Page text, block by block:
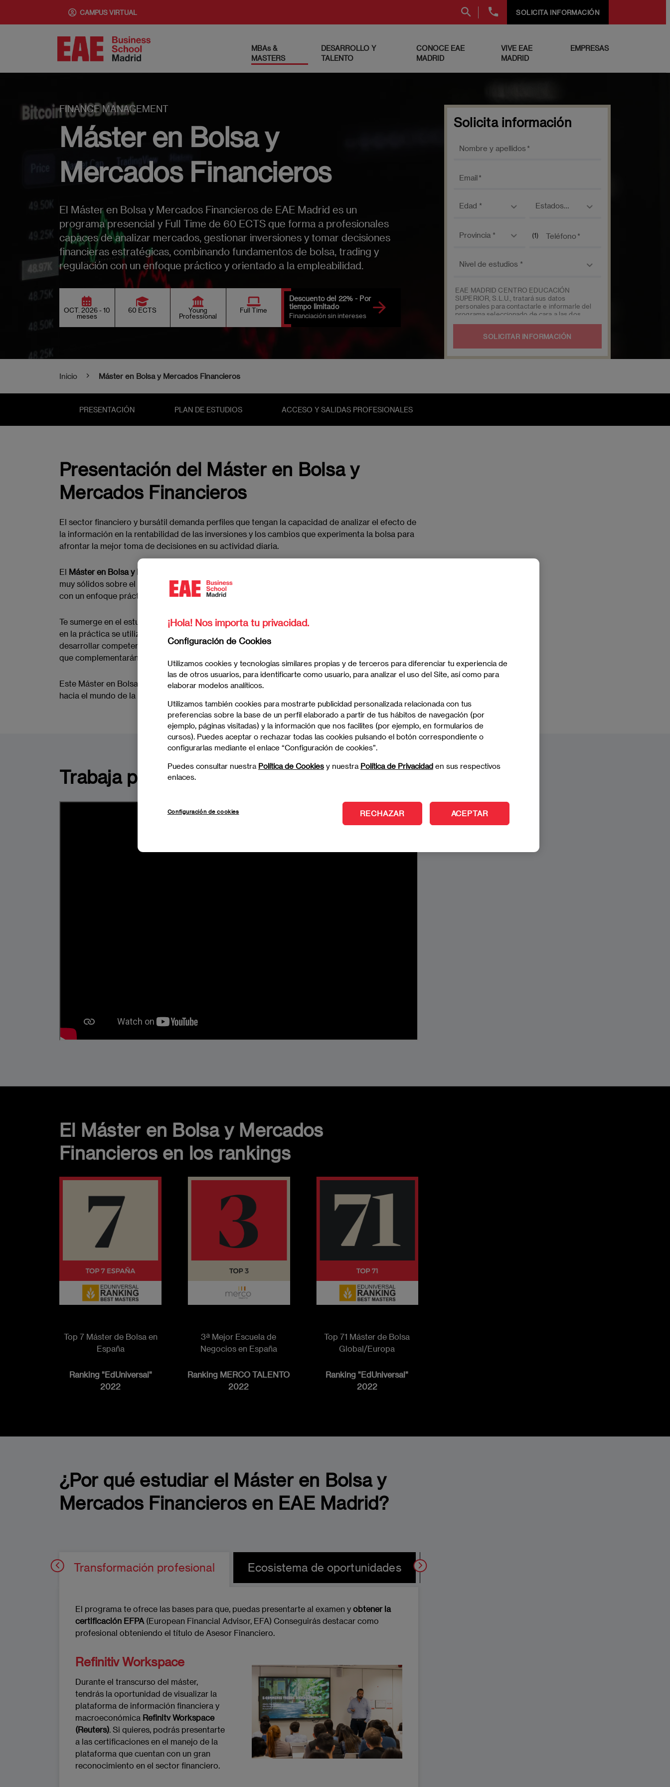
CAMPUS VIRTUAL
+34
91
SOLICITA INFORMACIÓN
MBAs &
MASTERS
DESARROLLO Y
TALENTO
CONOCE EAE
MADRID
VIVE EAE
MADRID
EMPRESAS
FINANCE MANAGEMENT
Máster en Bolsa y
Mercados Financieros
El Máster en Bolsa y Mercados Financieros de EAE Madrid es un
programa presencial y Full Time de 60 ECTS que forma a profesionales
capaces de analizar mercados, gestionar inversiones y tomar decisiones
financieras estratégicas, combinando fundamentos de bolsa, trading y
regulación con un enfoque práctico y orientado a la empleabilidad.
OCT. 2026 - 10
meses
60 ECTS
Young
Professional
Full Time
Descuento del 22% - Por
tiempo limitado
Financiación sin intereses
Inicio Máster en Bolsa y Mercados Financieros
PRESENTACIÓN PLAN DE ESTUDIOS ACCESO Y SALIDAS PROFESIONALES
Presentación del Máster en Bolsa y
Mercados Financieros
El sector financiero y bursátil demanda perfiles que tengan la capacidad de analizar el efecto de
la información en la rentabilidad de las inversiones y los cambios que experimenta la bolsa para
afrontar la mejor toma de decisiones en su actividad diaria.
El Máster en Bolsa y Mercados Financieros de EAE Madrid
muy sólidos sobre el sistema financiero, los mercados y las instituciones que operan en ellos,
con un enfoque práctico orientado al trading y la gestión de inversiones.
Te sumerge en el estudio de las técnicas y herramientas necesarias para su comprensión y que
en la práctica se utilizan para la toma de decisiones financieras en bolsa. También te ayuda a
desarrollar competencias directivas como la flexibilidad y el liderazgo de equipos. Habilidades
que complementarán tu formación y te ayudarán a crecer como profesional.
Este Máster en Bolsa y Mercados Financieros te ayudará a potenciar tu carrera profesional
hacia el mundo de la gestión de inversiones, el trading, la banca y las finanzas corporativas.
Trabaja por lo que quieres y hazlo realidad
El Máster en Bolsa y Mercados
Financieros en los rankings
Imagen
Top 7 Máster de Bolsa en
España
Ranking "EdUniversal"
2022
Imagen
3ª Mejor Escuela de
Negocios en España
Ranking MERCO TALENTO
2022
Imagen
Top 71 Máster de Bolsa
Global/Europa
Ranking "EdUniversal"
2022
¿Por qué estudiar el Máster en Bolsa y
Mercados Financieros en EAE Madrid?
Transformación profesional Ecosistema de oportunidades
El programa te ofrece las bases para que, puedas presentarte al examen y obtener la
certificación EFPA (European Financial Advisor, EFA) Conseguirás destacar como
profesional obteniendo el título de Asesor Financiero.
Refinitiv Workspace
Durante el transcurso del máster,
tendrás la oportunidad de visualizar la
plataforma de información financiera y
macroeconómica Refinitv Workspace
(Reuters). Si quieres, podrás presentarte
a las certificaciones en el manejo de la
plataforma que cuentan con un gran
reconocimiento en el sector financiero.
Solicita información
Nombre y apellidos
Email
Estados
Provincia * (1) Teléfono
estudios
EAE MADRID CENTRO EDUCACIÓN
SUPERIOR, S.L.U., tratará sus datos
personales para contactarle e informarle del
programa seleccionado de cara a las dos
electrónicos (WhatsAppy/o correo
supresión, rectificación, oposición, limitación
remitiendo un email aeae@eae.es. Asimismo,
¡Hola! Nos importa tu privacidad.
Configuración de Cookies
Utilizamos cookies y tecnologías similares propias y de terceros para diferenciar tu experiencia de
las de otros usuarios, para identificarte como usuario, para analizar el uso del Site, así como para
elaborar modelos analíticos.
Utilizamos también cookies para mostrarte publicidad personalizada relacionada con tus
preferencias sobre la base de un perfil elaborado a partir de tus hábitos de navegación (por
ejemplo, páginas visitadas) y la información que nos facilites (por ejemplo, en formularios de
cursos). Puedes aceptar o rechazar todas las cookies pulsando el botón correspondiente o
configurarlas mediante el enlace “Configuración de cookies”.
Puedes consultar nuestra Política de Cookiesy nuestra Política de Privacidaden sus respectivos
enlaces.
Configuración de cookies RECHAZAR ACEPTAR